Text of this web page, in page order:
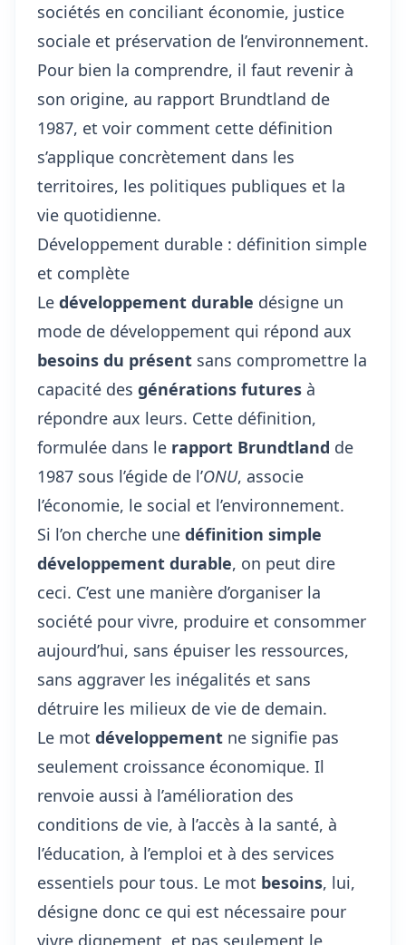
sociétés en conciliant économie, justice
sociale et préservation de l’environnement.
Pour bien la comprendre, il faut revenir à
son origine, au rapport Brundtland de
1987, et voir comment cette définition
s’applique concrètement dans les
territoires, les politiques publiques et la
vie quotidienne.
Développement durable : définition simple
et complète
Le développement durable désigne un
mode de développement qui répond aux
besoins du présent sans compromettre la
capacité des générations futures à
répondre aux leurs. Cette définition,
formulée dans le rapport Brundtland de
1987 sous l’égide de l’ONU, associe
l’économie, le social et l’environnement.
Si l’on cherche une définition simple
développement durable, on peut dire
ceci. C’est une manière d’organiser la
société pour vivre, produire et consommer
aujourd’hui, sans épuiser les ressources,
sans aggraver les inégalités et sans
détruire les milieux de vie de demain.
Le mot développement ne signifie pas
seulement croissance économique. Il
renvoie aussi à l’amélioration des
conditions de vie, à l’accès à la santé, à
l’éducation, à l’emploi et à des services
essentiels pour tous. Le mot besoins, lui,
désigne donc ce qui est nécessaire pour
vivre dignement, et pas seulement le